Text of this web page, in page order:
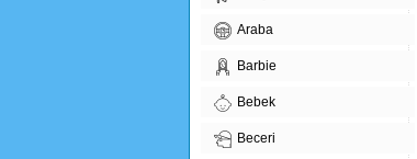
Araba
Barbie
Bebek
Beceri